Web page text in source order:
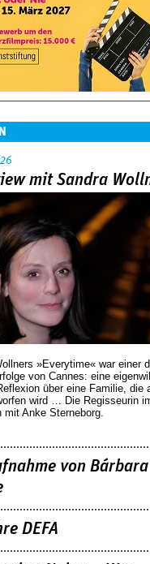
mit Sandra
»Everytime« war einer
von Cannes: eine
über eine ­Familie, die
wird … Die Regisseurin
mit Anke Sterneborg.
von Bárbara
DEFA